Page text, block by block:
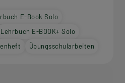
E-Book Solo
Lehrbuch E-BOOK+ Solo
Übungsschularbeiten